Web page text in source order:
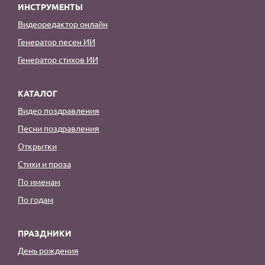
ИНСТРУМЕНТЫ
Видеоредактор онлайн
Генератор песен ИИ
Генератор стихов ИИ
КАТАЛОГ
Видео поздравления
Песни поздравления
Открытки
Стихи и проза
По именам
По годам
ПРАЗДНИКИ
День рождения